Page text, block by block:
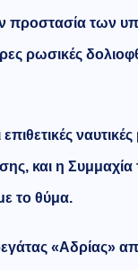
προστασία των
ρωσικές
ναυτικές
και η Συμμαχία
το θύμα.
«Αδρίας»